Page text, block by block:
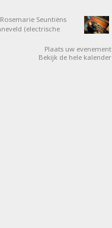
Seuntiëns
(electrische
Plaats uw evenement
Bekijk de hele kalender